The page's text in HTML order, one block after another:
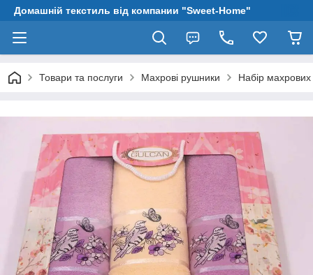
Домашній текстиль від компании "Sweet-Home"
Товари та послуги Махрові рушники Набір